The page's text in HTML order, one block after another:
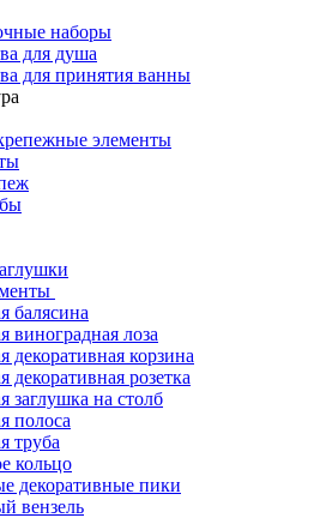
наборы
для душа
для принятия ванны
элементы
балясина
виноградная лоза
декоративная корзина
декоративная розетка
заглушка на столб
полоса
труба
кольцо
декоративные пики
вензель